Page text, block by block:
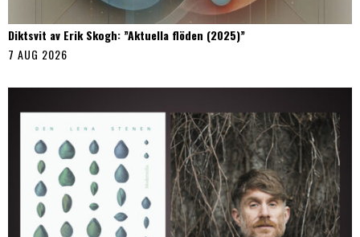
Diktsvit av Erik Skogh: ”Aktuella flöden (2025)”
7 AUG 2026